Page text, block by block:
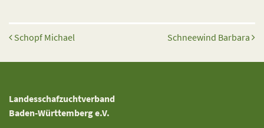
Beitrags-Navigation
Schopf Michael Schneewind Barbara
Landesschafzuchtverband
Baden-Württemberg e.V.